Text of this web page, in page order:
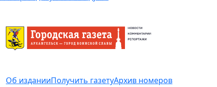
Об изданииПолучить газетуАрхив номеров